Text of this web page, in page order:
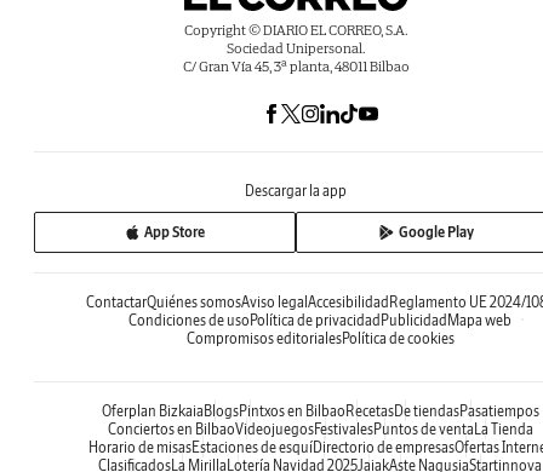
Copyright © DIARIO EL CORREO, S.A.
Sociedad Unipersonal.
C/ Gran Vía 45, 3ª planta, 48011 Bilbao
Descargar la app
App Store Google Play
ContactarQuiénes somosAviso legalAccesibilidadReglamento UE 2024/
Condiciones de usoPolítica de privacidadPublicidadMapa web
Compromisos editorialesPolítica de cookies
Oferplan BizkaiaBlogsPintxos en BilbaoRecetasDe tiendasPasatiempos
Conciertos en BilbaoVideojuegosFestivalesPuntos de ventaLa Tienda
Horario de misasEstaciones de esquíDirectorio de empresasOfertas
ClasificadosLa MirillaLotería Navidad 2025JaiakAste NagusiaStartinnova